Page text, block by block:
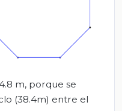
m, porque se
(38.4m) entre el